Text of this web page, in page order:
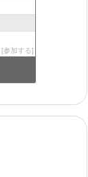
参加する